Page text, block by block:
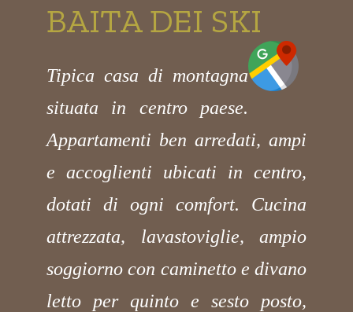
BAITA DEI SKI
Tipica casa di montagna
situata in centro paese.
Appartamenti ben arredati, ampi
e accoglienti ubicati in centro,
dotati di ogni comfort. Cucina
attrezzata, lavastoviglie, ampio
soggiorno con caminetto e divano
letto per quinto e sesto posto,